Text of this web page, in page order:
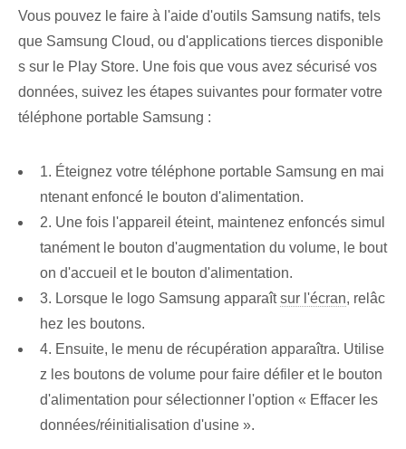
Vous pouvez le faire à l'aide d'outils Samsung natifs, tels
que Samsung Cloud, ou d'applications tierces disponible
s sur le Play Store. Une fois que vous avez sécurisé vos
données, suivez les étapes suivantes pour formater votre
téléphone portable Samsung :
1. Éteignez votre téléphone portable Samsung en mai
ntenant enfoncé le bouton d'alimentation.
2. Une fois l'appareil éteint, maintenez enfoncés simul
tanément le bouton d'augmentation du volume, le bout
on d'accueil et le bouton d'alimentation.
3. Lorsque le logo Samsung apparaîtsur l'écran, relâc
hez les boutons.
4. Ensuite, le menu de récupération apparaîtra. Utilise
z les boutons de volume pour faire défiler et le bouton
d'alimentation pour sélectionner l'option « Effacer les
données/réinitialisation d'usine ».